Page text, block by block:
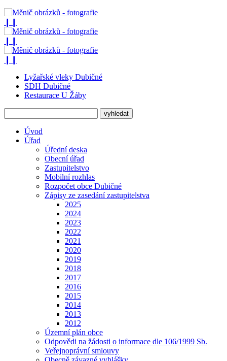
Lyžařské vleky Dubičné
SDH Dubičné
Restaurace U Žáby
Úvod
Úřad
Úřední deska
Obecní úřad
Zastupitelstvo
Mobilní rozhlas
Rozpočet obce Dubičné
Zápisy ze zasedání zastupitelstva
2025
2024
2023
2022
2021
2020
2019
2018
2017
2016
2015
2014
2013
2012
Územní plán obce
Odpovědi na žádosti o informace dle 106/1999 Sb.
Veřejnoprávní smlouvy